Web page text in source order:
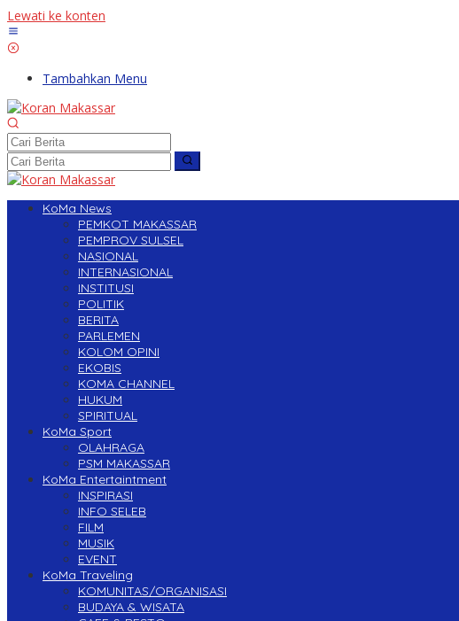
Lewati ke konten
Tambahkan Menu
KoMa News
PEMKOT MAKASSAR
PEMPROV SULSEL
NASIONAL
INTERNASIONAL
INSTITUSI
POLITIK
BERITA
PARLEMEN
KOLOM OPINI
EKOBIS
KOMA CHANNEL
HUKUM
SPIRITUAL
KoMa Sport
OLAHRAGA
PSM MAKASSAR
KoMa Entertaintment
INSPIRASI
INFO SELEB
FILM
MUSIK
EVENT
KoMa Traveling
KOMUNITAS/ORGANISASI
BUDAYA & WISATA